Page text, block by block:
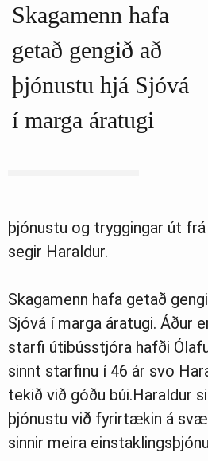
Skagamenn hafa
getað gengið að
þjónustu hjá Sjóvá
í marga áratugi
þjónustu og tryggingar út frá
segir Haraldur.
Skagamenn hafa getað
Sjóvá í marga áratugi. Áður
starfi útibússtjóra hafði
sinnt starfinu í 46 ár svo
tekið við góðu búi.Haraldur
þjónustu við fyrirtækin á
sinnir meira